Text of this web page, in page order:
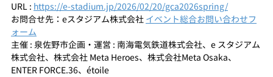
URL : https://e-stadium.jp/2026/02/20/gca2026spring/
お問合せ先：eスタジアム株式会社 イベント総合お問い合わせフ
ォーム
主催 : 泉佐野市企画・運営 : 南海電気鉄道株式会社、e スタジアム
株式会社、株式会社 Meta Heroes、株式会社Meta Osaka、
ENTER FORCE.36、étoile